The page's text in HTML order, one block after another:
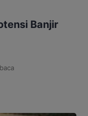
Banjir